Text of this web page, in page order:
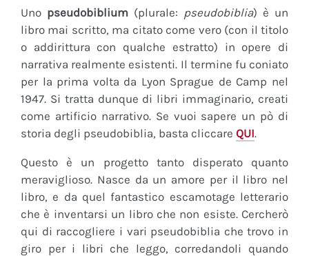
Uno pseudobiblium (plurale: pseudobiblia) è un
libro mai scritto, ma citato come vero (con il titolo
o addirittura con qualche estratto) in opere di
narrativa realmente esistenti. Il termine fu coniato
per la prima volta da Lyon Sprague de Camp nel
1947. Si tratta dunque di libri immaginario, creati
come artificio narrativo. Se vuoi sapere un pò di
storia degli pseudobiblia, basta cliccare QUI.
Questo è un progetto tanto disperato quanto
meraviglioso. Nasce da un amore per il libro nel
libro, e da quel fantastico escamotage letterario
che è inventarsi un libro che non esiste. Cercherò
qui di raccogliere i vari pseudobiblia che trovo in
giro per i libri che leggo, corredandoli quando